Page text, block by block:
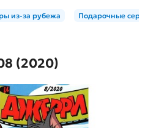
из-за рубежа Подарочные
(2020)